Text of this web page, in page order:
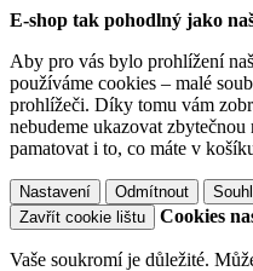
E-shop tak pohodlný jako
Aby pro vás bylo prohlížení
používáme cookies – malé
prohlížeči. Díky tomu vám
nebudeme ukazovat zbytečnou
pamatovat i to, co máte v
Nastavení Odmítnout
Zavřít cookie lištu
Cookies
Vaše soukromí je důležité.